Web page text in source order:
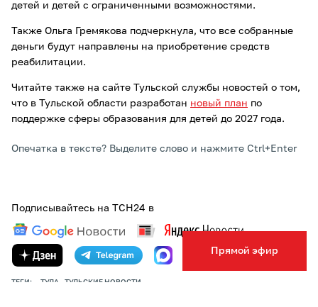
Прямой эфир
детей и детей с ограниченными возможностями.
Также Ольга Гремякова подчеркнула, что все собранные
деньги будут направлены на приобретение средств
реабилитации.
Читайте также на сайте Тульской службы новостей о том,
что в Тульской области разработан новый план по
поддержке сферы образования для детей до 2027 года.
Опечатка в тексте? Выделите слово и нажмите Ctrl+Enter
Подписывайтесь на ТСН24 в
ТЕГИ: ТУЛА ТУЛЬСКИЕ НОВОСТИ